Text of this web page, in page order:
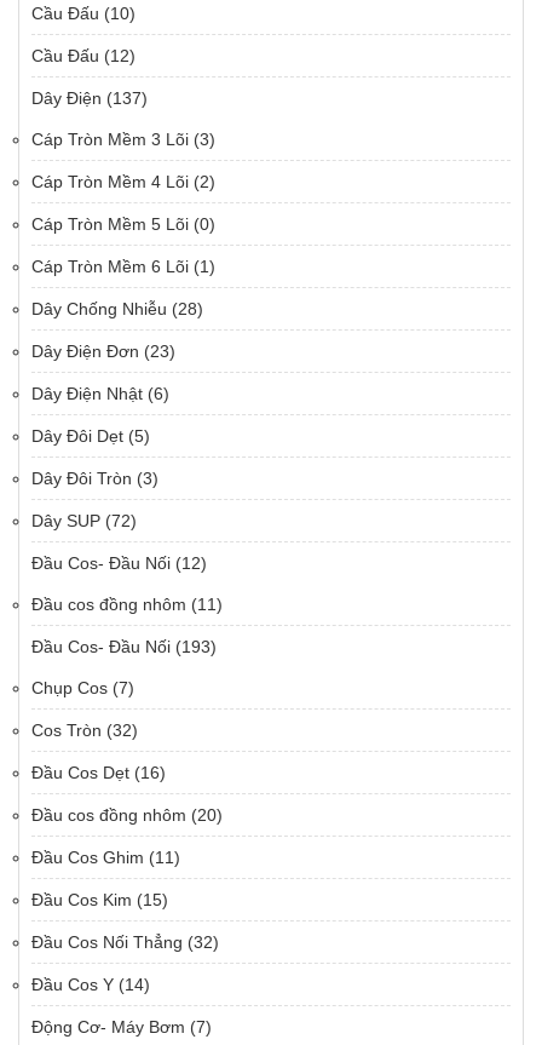
Cầu Đấu (10)
Cầu Đấu (12)
Dây Điện (137)
Cáp Tròn Mềm 3 Lõi (3)
Cáp Tròn Mềm 4 Lõi (2)
Cáp Tròn Mềm 5 Lõi (0)
Cáp Tròn Mềm 6 Lõi (1)
Dây Chống Nhiễu (28)
Dây Điện Đơn (23)
Dây Điện Nhật (6)
Dây Đôi Dẹt (5)
Dây Đôi Tròn (3)
Dây SUP (72)
Đầu Cos- Đầu Nối (12)
Đầu cos đồng nhôm (11)
Đầu Cos- Đầu Nối (193)
Chụp Cos (7)
Cos Tròn (32)
Đầu Cos Dẹt (16)
Đầu cos đồng nhôm (20)
Đầu Cos Ghim (11)
Đầu Cos Kim (15)
Đầu Cos Nối Thẳng (32)
Đầu Cos Y (14)
Động Cơ- Máy Bơm (7)